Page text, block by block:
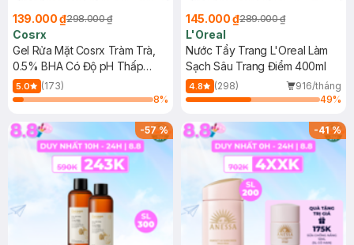
139.000 ₫298.000 ₫
Cosrx
Gel Rửa Mặt Cosrx Tràm Trà,
0.5% BHA Có Độ pH Thấp
150ml
5.0
(173)
8%
145.000 ₫289.000 ₫
L'Oreal
Nước Tẩy Trang L'Oreal Làm
Sạch Sâu Trang Điểm 400ml
4.8 (298)
916/tháng
49%
-57% -41%